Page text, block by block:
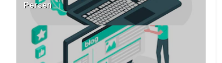
Persen